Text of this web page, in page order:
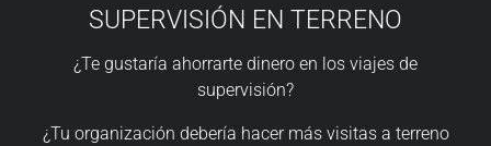
SUPERVISIÓN EN TERRENO
¿Te gustaría ahorrarte dinero en los viajes de
supervisión?
¿Tu organización debería hacer más visitas a terreno